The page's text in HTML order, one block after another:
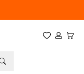
Favorilerim
Hesabım